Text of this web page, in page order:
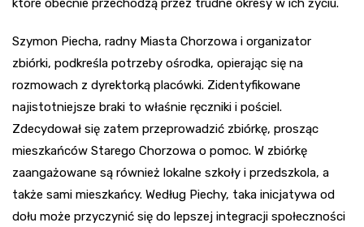
które obecnie przechodzą przez trudne okresy w ich życiu.
Szymon Piecha, radny Miasta Chorzowa i organizator
zbiórki, podkreśla potrzeby ośrodka, opierając się na
rozmowach z dyrektorką placówki. Zidentyfikowane
najistotniejsze braki to właśnie ręczniki i pościel.
Zdecydował się zatem przeprowadzić zbiórkę, prosząc
mieszkańców Starego Chorzowa o pomoc. W zbiórkę
zaangażowane są również lokalne szkoły i przedszkola, a
także sami mieszkańcy. Według Piechy, taka inicjatywa od
dołu może przyczynić się do lepszej integracji społeczności